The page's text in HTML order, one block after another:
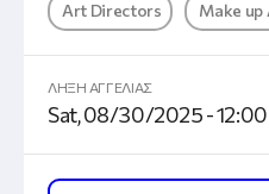
Art Directors
Make
ΛΗΞΗ ΑΓΓΕΛΙΑΣ
Sat, 08/30/2025 - 12:00